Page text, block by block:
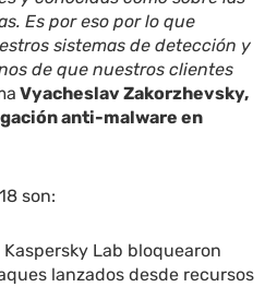
Es por eso por lo que
sistemas de detección y
de que nuestros clientes
Vyacheslav Zakorzhevsky,
anti-malware en
son:
Lab bloquearon
lanzados desde recursos